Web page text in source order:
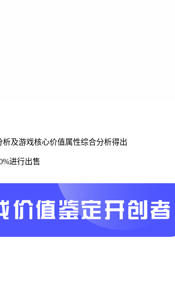
及游戏核心价值属性综合分析得出
进行出售